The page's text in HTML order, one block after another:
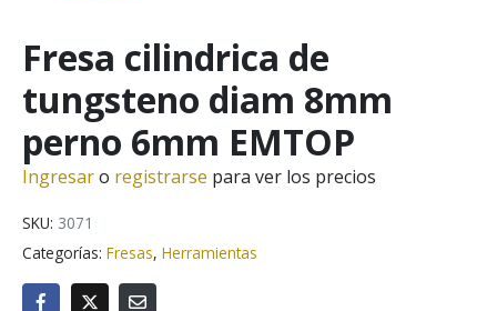
Fresa cilindrica de
tungsteno diam 8mm
perno 6mm EMTOP
Ingresaro registrarse para ver los precios
SKU: 3071
Categorías: Fresas, Herramientas